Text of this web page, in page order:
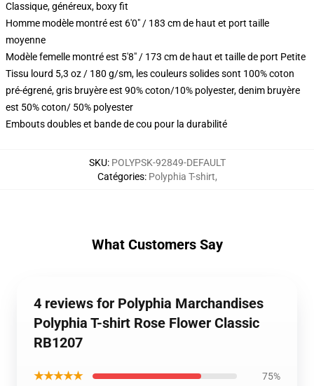
Classique, généreux, boxy fit
Homme modèle montré est 6'0" / 183 cm de haut et port taille
moyenne
Modèle femelle montré est 5'8" / 173 cm de haut et taille de port Petite
Tissu lourd 5,3 oz / 180 g/sm, les couleurs solides sont 100% coton
pré-égrené, gris bruyère est 90% coton/10% polyester, denim bruyère
est 50% coton/ 50% polyester
Embouts doubles et bande de cou pour la durabilité
SKU: POLYPSK-92849-DEFAULT
Catégories: Polyphia T-shirt,
What Customers Say
4 reviews for Polyphia Marchandises
Polyphia T-shirt Rose Flower Classic
RB1207
★★★★★ 75%